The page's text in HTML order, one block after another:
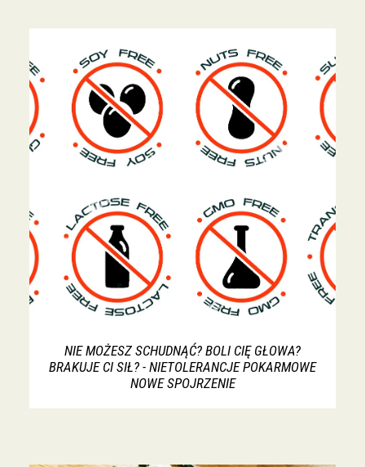
NIE MOŻESZ SCHUDNĄĆ? BOLI CIĘ GŁOWA?
BRAKUJE CI SIŁ? - NIETOLERANCJE POKARMOWE
NOWE SPOJRZENIE